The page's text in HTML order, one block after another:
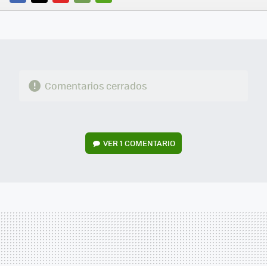
FACEBOOK
TWITTERFLIPBOARD
E-
WHATSAPP
Comentarios cerrados
VER1 COMENTARIO